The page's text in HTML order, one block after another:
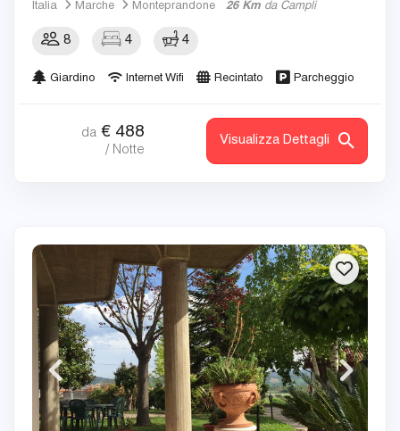
Italia
Marche Monteprandone 26 Km da Campli
8 4 4
Giardino Internet Wifi Recintato Parcheggio
da € 488
/ Notte
Visualizza Dettagli